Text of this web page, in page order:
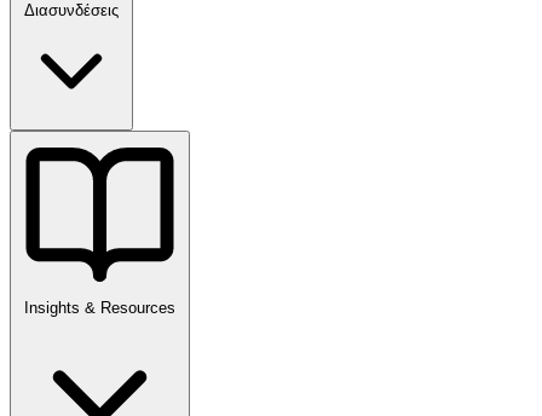
Διασυνδέσεις
Insights & Resources